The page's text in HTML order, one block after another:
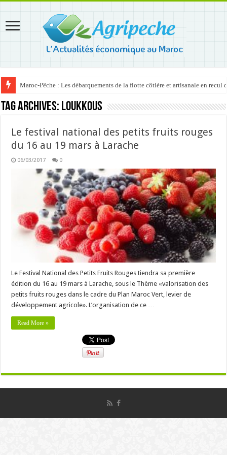
Maroc-Pêche : Les débarquements de la flotte côtière et artisanale en recul
Tag Archives: Loukkous
Le festival national des petits fruits rouges
du 16 au 19 mars à Larache
06/03/2017 0
Le Festival National des Petits Fruits Rouges tiendra sa première
édition du 16 au 19 mars à Larache, sous le Thème «valorisation des
petits fruits rouges dans le cadre du Plan Maroc Vert, levier de
développement agricole». L’organisation de ce …
Read More »